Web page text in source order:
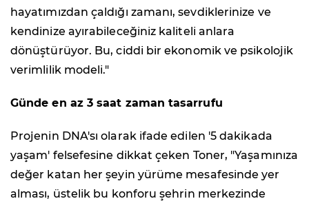
hayatımızdan çaldığı zamanı, sevdiklerinize ve
kendinize ayırabileceğiniz kaliteli anlara
dönüştürüyor. Bu, ciddi bir ekonomik ve psikolojik
verimlilik modeli."
Günde en az 3 saat zaman tasarrufu
Projenin DNA'sı olarak ifade edilen '5 dakikada
yaşam' felsefesine dikkat çeken Toner, "Yaşamınıza
değer katan her şeyin yürüme mesafesinde yer
alması, üstelik bu konforu şehrin merkezinde